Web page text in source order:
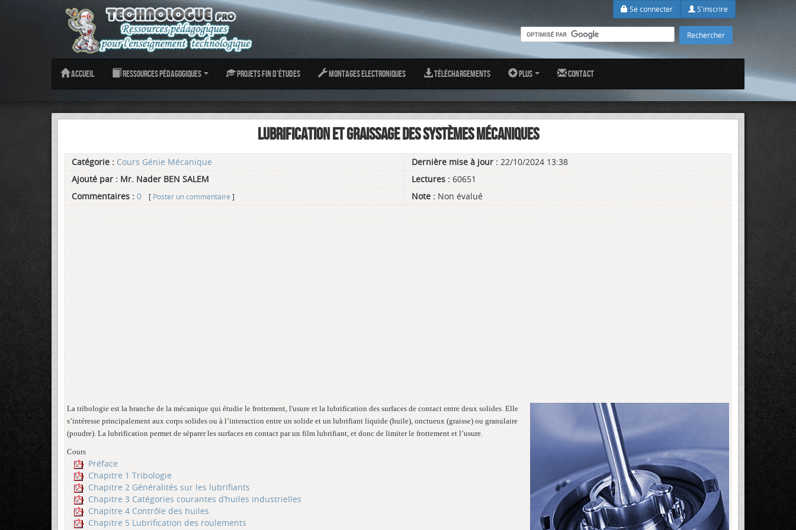
Se connecter S'inscrire
Accueil Ressources pédagogiques Projets fin d'études Montages Electroniques Téléchargements Plus Contact
LUBRIFICATION ET GRAISSAGE DES SYSTÈMES MÉCANIQUES
Catégorie : Cours Génie Mécanique Dernière mise à jour : 22/10/2024 13:38
Ajouté par : Mr. Nader BEN SALEM Lectures : 60651
Commentaires : 0 [ Poster un commentaire ] Note : Non évalué
La tribologie est la branche de la mécanique qui étudie le frottement, l'usure et la lubrification des surfaces de contact entre deux solides. Elle
s’intéresse principalement aux corps solides ou à l’interaction entre un solide et un lubrifiant liquide (huile), onctueux (graisse) ou granulaire
(poudre). La lubrification permet de séparer les surfaces en contact par un film lubrifiant, et donc de limiter le frottement et l’usure.
Cours
Préface
Chapitre 1 Tribologie
Chapitre 2 Généralités sur les lubrifiants
Chapitre 3 Catégories courantes d’huiles industrielles
Chapitre 4 Contrôle des huiles
Chapitre 5 Lubrification des roulements